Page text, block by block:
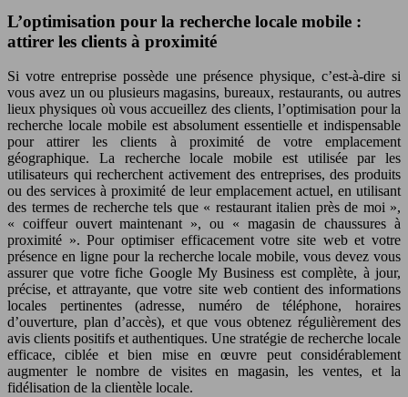
L’optimisation pour la recherche locale mobile :
attirer les clients à proximité
Si votre entreprise possède une présence physique, c’est-à-dire si
vous avez un ou plusieurs magasins, bureaux, restaurants, ou autres
lieux physiques où vous accueillez des clients, l’optimisation pour la
recherche locale mobile est absolument essentielle et indispensable
pour attirer les clients à proximité de votre emplacement
géographique. La recherche locale mobile est utilisée par les
utilisateurs qui recherchent activement des entreprises, des produits
ou des services à proximité de leur emplacement actuel, en utilisant
des termes de recherche tels que « restaurant italien près de moi »,
« coiffeur ouvert maintenant », ou « magasin de chaussures à
proximité ». Pour optimiser efficacement votre site web et votre
présence en ligne pour la recherche locale mobile, vous devez vous
assurer que votre fiche Google My Business est complète, à jour,
précise, et attrayante, que votre site web contient des informations
locales pertinentes (adresse, numéro de téléphone, horaires
d’ouverture, plan d’accès), et que vous obtenez régulièrement des
avis clients positifs et authentiques. Une stratégie de recherche locale
efficace, ciblée et bien mise en œuvre peut considérablement
augmenter le nombre de visites en magasin, les ventes, et la
fidélisation de la clientèle locale.